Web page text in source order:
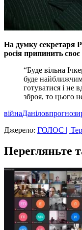
На думку секретаря
росiя припинить
“Буде вiльна
буде
готуватися i не
зброя, то цього
війнаДаніловпрогнози
Джерело: ГОЛОС ||
Перегляньте